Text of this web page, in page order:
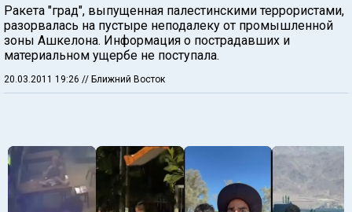
Ракета "град", выпущенная палестинскими террористами,
разорвалась на пустыре неподалеку от промышленной
зоны Ашкелона. Информация о пострадавших и
материальном ущербе не поступала.
20.03.2011 19:26 // Ближний Восток